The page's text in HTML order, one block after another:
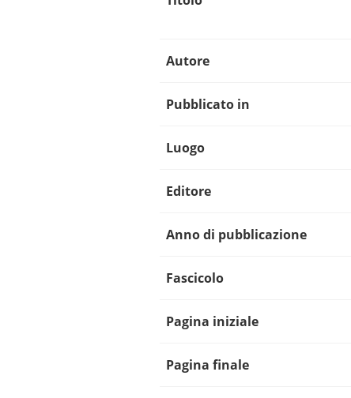
Autore
Pubblicato in
Luogo
Editore
Anno di pubblicazione
Fascicolo
Pagina iniziale
Pagina finale